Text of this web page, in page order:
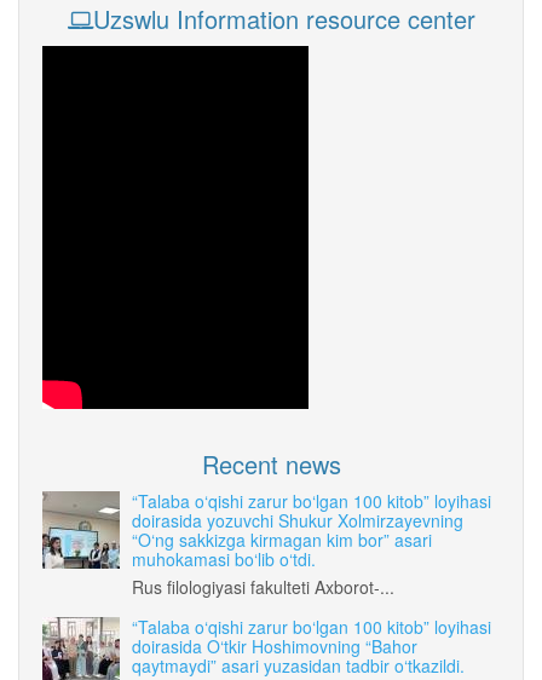
Uzswlu Information resource center
Recent news
“Talaba o‘qishi zarur bo‘lgan 100 kitob” loyihasi
doirasida yozuvchi Shukur Xolmirzayevning
“O‘ng sakkizga kirmagan kim bor” asari
muhokamasi bo‘lib o‘tdi.
Rus filologiyasi fakulteti Axborot-...
“Talaba o‘qishi zarur bo‘lgan 100 kitob” loyihasi
doirasida O‘tkir Hoshimovning “Bahor
qaytmaydi” asari yuzasidan tadbir o‘tkazildi.